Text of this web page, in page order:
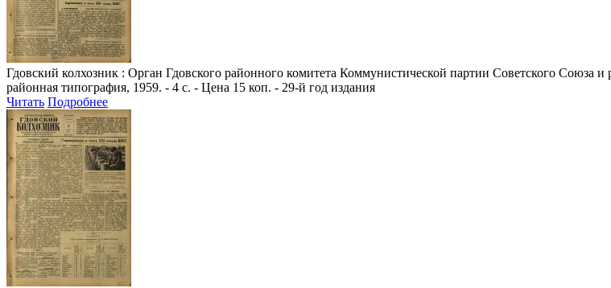
Гдовский колхозник : Орган Гдовского районного комитета Коммунистической партии Советского Союза
районная типография, 1959. - 4 с. - Цена 15 коп. - 29-й год издания
Читать Подробнее